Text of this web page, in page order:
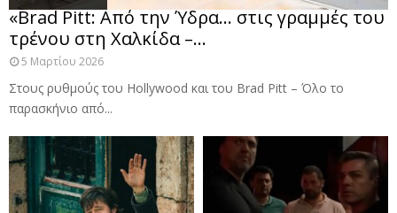
«Brad Pitt: Από την Ύδρα… στις γραμμές του
τρένου στη Χαλκίδα –...
5 Μαρτίου 2026
Στους ρυθμούς του Hollywood και του Brad Pitt – Όλο το
παρασκήνιο από...